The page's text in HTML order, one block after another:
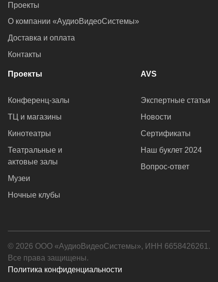
Проекты
О компании «АудиоВидеоСистемы»
Доставка и оплата
Контакты
Проекты
Конференц-залы
ТЦ и магазины
Кинотеатры
Театральные и
актовые залы
Музеи
Ночные клубы
AVS
Экспертные статьи
Новости
Сертификаты
Наш буклет 2024
Вопрос-ответ
© 2026 ООО «АудиоВидеоСистемы», ИНН 6658426261.
Все права защищены.
Политика конфиденциальности